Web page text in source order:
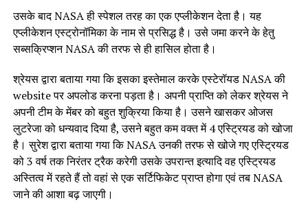
उसके बाद NASA ही स्पेशल तरह का एक एप्लीकेशन देता है। यह
एप्लीकेशन एस्ट्रोनॉमिका के नाम से प्रसिद्ध है। उसे जमा करने के हेतु
सब्सक्रिप्शन NASA की तरफ से ही हासिल होता है।
श्रेयस द्वारा बताया गया कि इसका इस्तेमाल करके एस्टेरॉयड NASA की
website पर अपलोड करना पड़ता है। अपनी प्राप्ति को लेकर श्रेयस ने
अपनी टीम के मेंबर को बहुत शुक्रिया किया है। उसने खासकर ओजस
लुटरेजा को धन्यवाद दिया है, उसने बहुत कम वक्त में 4 एस्ट्रियड को खोजा
है। सुरेश द्वारा बताया गया कि NASA उनकी तरफ से खोजे गए एस्ट्रियड
को 3 वर्ष तक निरंतर ट्रैक करेगी उसके उपरान्त इत्यादि वह एस्ट्रियड
अस्तित्व में रहते हैं तो वहां से एक सर्टिफिकेट प्राप्त होगा एवं तब NASA
जाने की आशा बढ़ जाएगी।